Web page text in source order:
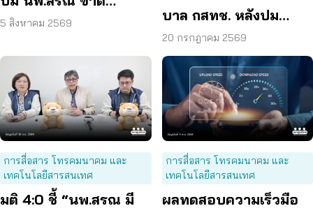
คุณสมบัติ ตามมติ
5 สิงหาคม 2569
บาล กสทช. หลังปม
‘สรณ’ มีลักษณะต้องห้าม
20 กรกฎาคม 2569
การสื่อสาร โทรคมนาคม และ
เทคโนโลยีสารสนเทศ
มติ 4:0 ชี้ “นพ.สรณ มี
การสื่อสาร โทรคมนาคม และ
เทคโนโลยีสารสนเทศ
ผลทดสอบความเร็วมือ